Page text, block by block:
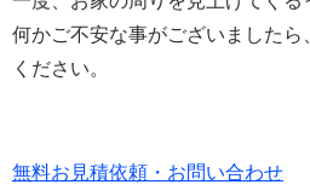
何かご不安な事がございました
ください。
無料お見積依頼・お問い合わせ